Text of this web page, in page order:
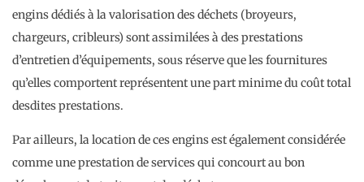
engins dédiés à la valorisation des déchets (broyeurs,
chargeurs, cribleurs) sont assimilées à des prestations
d’entretien d’équipements, sous réserve que les fournitures
qu’elles comportent représentent une part minime du coût total
desdites prestations.
Par ailleurs, la location de ces engins est également considérée
comme une prestation de services qui concourt au bon